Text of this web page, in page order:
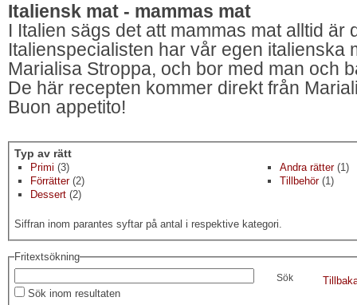
Italiensk mat - mammas mat
I Italien sägs det att mammas mat alltid är
Italienspecialisten har vår egen italienska
Marialisa Stroppa, och bor med man och
De här recepten kommer direkt från
Buon appetito!
Typ av rätt
Primi (3)
Förrätter(2)
Dessert(2)
Andra rätter(1)
Tillbehör(1)
Siffran inom parantes syftar på antal i respektive kategori.
Fritextsökning
Sök inom resultaten